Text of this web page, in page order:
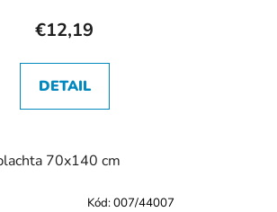
€12,19
DETAIL
70x140 cm
Kód:007/44007